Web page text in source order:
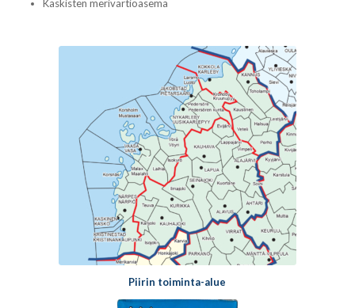
Kaskisten merivartioasema
Piirin toiminta-alue